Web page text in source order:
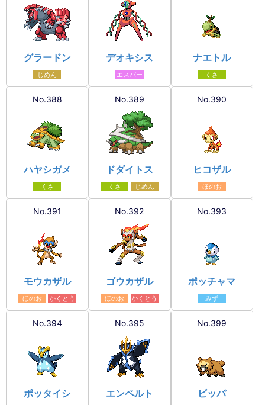
グラードン
じめん
デオキシス
エスパー
ナエトル
くさ
No.388
ハヤシガメ
くさ
No.389
ドダイトス
くさ じめん
No.390
ヒコザル
ほのお
No.391
モウカザル
ほのお かくとう
No.392
ゴウカザル
ほのお かくとう
No.393
ポッチャマ
みず
No.394
ポッタイシ
No.395
エンペルト
No.399
ビッパ